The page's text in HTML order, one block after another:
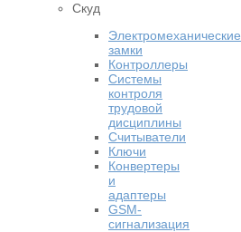
Скуд
Электромеханические
замки
Контроллеры
Системы
контроля
трудовой
дисциплины
Считыватели
Ключи
Конвертеры
и
адаптеры
GSM-
сигнализация